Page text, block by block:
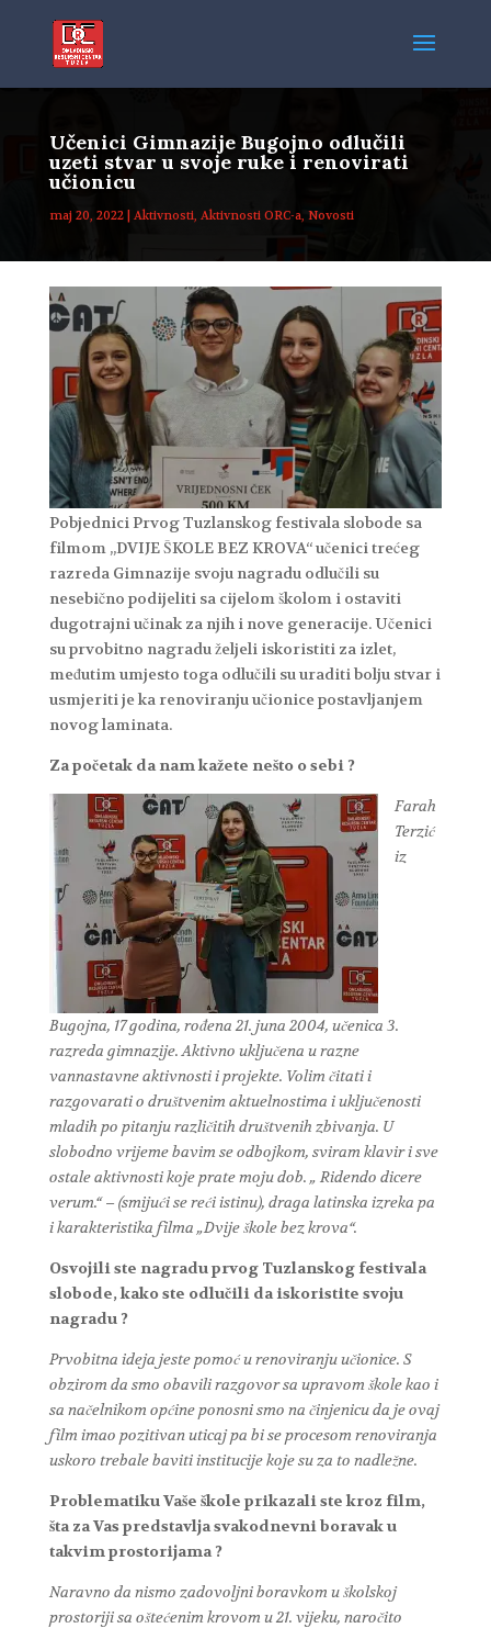
Učenici Gimnazije Bugojno odlučili
uzeti stvar u svoje ruke i renovirati
učionicu
maj 20, 2022| Aktivnosti, Aktivnosti ORC-a, Novosti
Pobjednici Prvog Tuzlanskog festivala slobode sa
filmom „DVIJE ŠKOLE BEZ KROVA“ učenici trećeg
razreda Gimnazije svoju nagradu odlučili su
nesebično podijeliti sa cijelom školom i ostaviti
dugotrajni učinak za njih i nove generacije. Učenici
su prvobitno nagradu željeli iskoristiti za izlet,
međutim umjesto toga odlučili su uraditi bolju stvar i
usmjeriti je ka renoviranju učionice postavljanjem
novog laminata.
Za početak da nam kažete nešto o sebi ?
Farah
Terzić
iz
Bugojna, 17 godina, rođena 21. juna 2004, učenica 3.
razreda gimnazije. Aktivno uključena u razne
vannastavne aktivnosti i projekte. Volim čitati i
razgovarati o društvenim aktuelnostima i uključenosti
mladih po pitanju različitih društvenih zbivanja. U
slobodno vrijeme bavim se odbojkom, sviram klavir i sve
ostale aktivnosti koje prate moju dob. „ Ridendo dicere
verum.“ – (smijući se reći istinu), draga latinska izreka pa
i karakteristika filma „Dvije škole bez krova“.
Osvojili ste nagradu prvog Tuzlanskog festivala
slobode, kako ste odlučili da iskoristite svoju
nagradu ?
Prvobitna ideja jeste pomoć u renoviranju učionice. S
obzirom da smo obavili razgovor sa upravom škole kao i
sa načelnikom općine ponosni smo na činjenicu da je ovaj
film imao pozitivan uticaj pa bi se procesom renoviranja
uskoro trebale baviti institucije koje su za to nadležne.
Problematiku Vaše škole prikazali ste kroz film,
šta za Vas predstavlja svakodnevni boravak u
takvim prostorijama ?
Naravno da nismo zadovoljni boravkom u školskoj
prostoriji sa oštećenim krovom u 21. vijeku, naročito